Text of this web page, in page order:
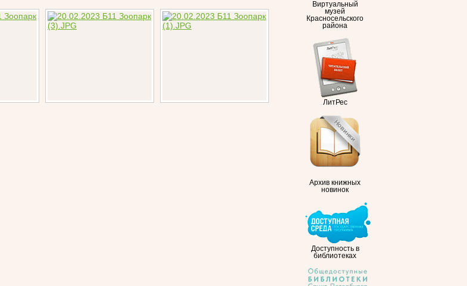
Виртуальный
музей
Красносельского
района
ЛитРес
Архив книжных
новинок
Доступность в
библиотеках